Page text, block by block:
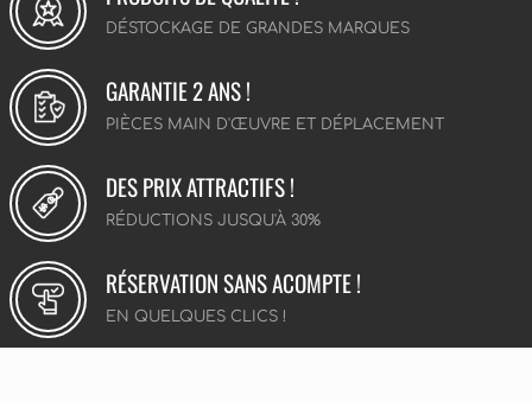
DÉSTOCKAGE DE GRANDES MARQUES
GARANTIE 2 ANS !
PIÈCES MAIN D'ŒUVRE ET DÉPLACEMENT
DES PRIX ATTRACTIFS !
RÉDUCTIONS JUSQU'À 30%
RÉSERVATION SANS ACOMPTE !
EN QUELQUES CLICS !